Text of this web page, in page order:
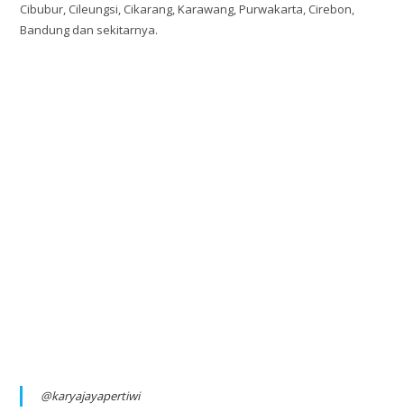
Cibubur, Cileungsi, Cikarang, Karawang, Purwakarta, Cirebon,
Bandung dan sekitarnya.
@karyajayapertiwi